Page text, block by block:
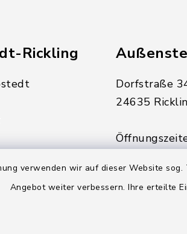
verwenden wir auf dieser Website
Angebot weiter verbessern. Ihre erteilte
Rickling
Donnerstag,
Dorfstraße
24635
Freitag:
08:00 -
sowie